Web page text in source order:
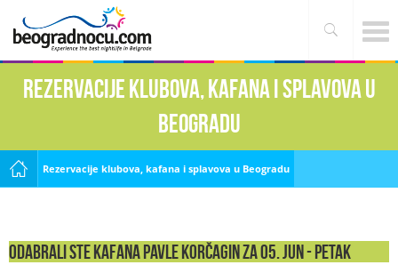
Rezervacije klubova, kafana i splavova u
Beogradu
Rezervacije klubova, kafana i splavova u Beogradu
Odabrali ste Kafana Pavle Korčagin za 05. Jun - PETAK